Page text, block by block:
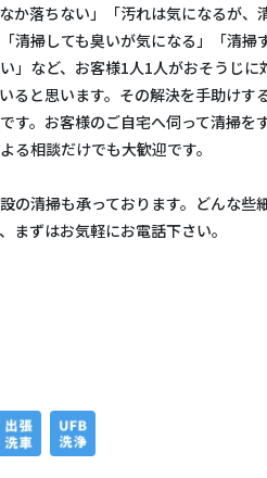
か落ちない」「汚れは気になるが、
清掃しても臭いが気になる」「清掃
」など、お客様1人1人がおそうじに
ると思います。その解決を手助けす
す。お客様のご自宅へ伺って清掃を
る相談だけでも大歓迎です。
の清掃も承っております。どんな些
まずはお気軽にお電話下さい。